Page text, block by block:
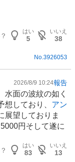
はい
5
いいえ
38
No.3926053
2026/8/9 10:24報告
水面の波紋の如く
しており、 アン
展望しておりま
円そして遂に
はい
83
いいえ
13